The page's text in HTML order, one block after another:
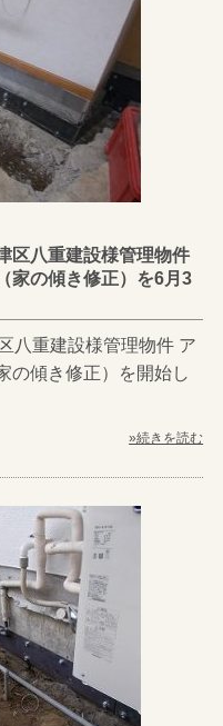
区八重建設様管理物件
家の傾き修正）を6月3
八重建設様管理物件 ア
の傾き修正）を開始し
»続きを読む